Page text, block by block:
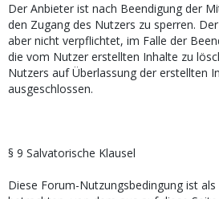
Der Anbieter ist nach Beendigung der
den Zugang des Nutzers zu sperren.
aber nicht verpflichtet, im Falle der
die vom Nutzer erstellten Inhalte zu
Nutzers auf Überlassung der erstellten
ausgeschlossen.
§ 9 Salvatorische Klausel
Diese Forum-Nutzungsbedingung ist